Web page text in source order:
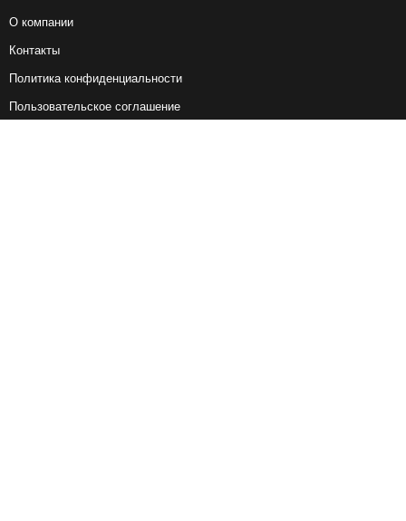
О компании
Контакты
Политика конфиденциальности
Пользовательское соглашение